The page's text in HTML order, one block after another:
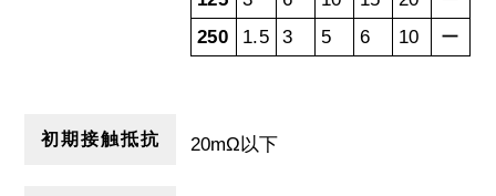
250
1.5 3 5 6 10 ー
初期接触抵抗 20mΩ以下